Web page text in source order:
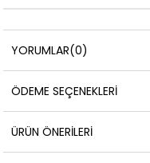
YORUMLAR(0)
ÖDEME SEÇENEKLERI
ÜRÜN ÖNERILERI